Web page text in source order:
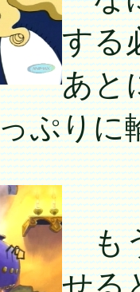
する
あと
ぷりに
もう